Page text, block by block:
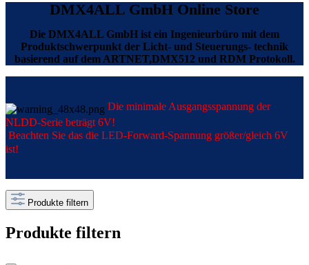
DMX4ALL GmbH Online Store
Die DMX4ALL GmbH ist ein Ingenieurbüro mit dem
Produktschwerpunkt der Licht- und Steuerungs- technik
basierend auf dem ARTNET,DMX512 und RDM Protokoll.
Die minimale Ausgangsspannung der
NLDD-Serie beträgt 6V!
Beachten Sie das die LED-Forward-Spannung größer/gleich 6V
ist!
Produkte filtern
Produkte filtern